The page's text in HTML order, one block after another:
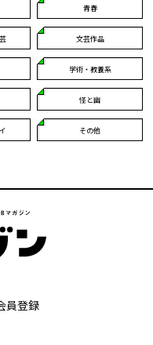
青春
文芸作品
学術・教養系
怪と幽
その他
員登録